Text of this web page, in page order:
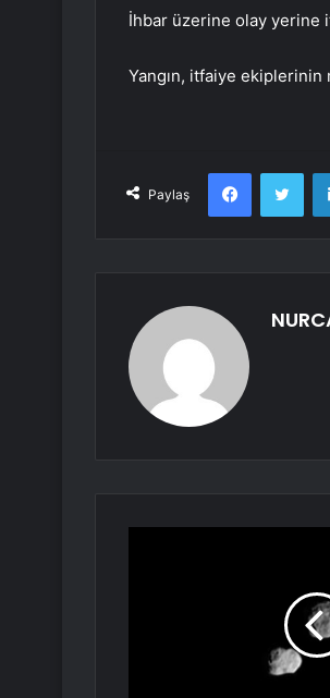
İhbar üzerine olay yerine
Yangın, itfaiye
Paylaş
Facebook